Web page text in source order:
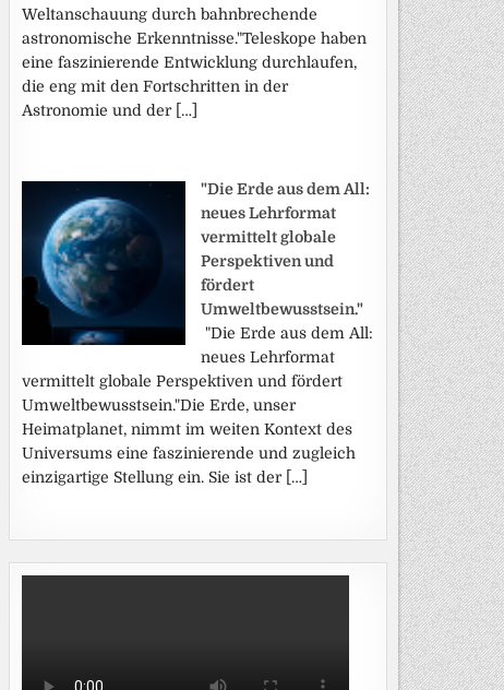
Weltanschauung durch bahnbrechende
astronomische Erkenntnisse."Teleskope haben
eine faszinierende Entwicklung durchlaufen,
die eng mit den Fortschritten in der
Astronomie und der […]
"Die Erde aus dem All:
neues Lehrformat
vermittelt globale
Perspektiven und
fördert
Umweltbewusstsein."
"Die Erde aus dem All:
neues Lehrformat
vermittelt globale Perspektiven und fördert
Umweltbewusstsein."Die Erde, unser
Heimatplanet, nimmt im weiten Kontext des
Universums eine faszinierende und zugleich
einzigartige Stellung ein. Sie ist der […]